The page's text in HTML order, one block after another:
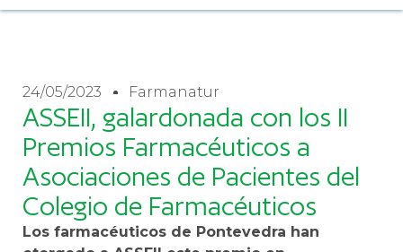
24/05/2023 Farmanatur
ASSEII, galardonada con los II
Premios Farmacéuticos a
Asociaciones de Pacientes del
Colegio de Farmacéuticos
Los farmacéuticos de Pontevedra han